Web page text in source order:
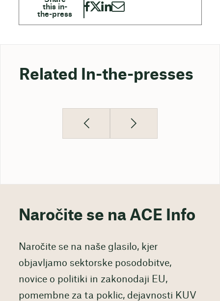
Related In-the-presses
Naročite se na ACE Info
Naročite se na naše glasilo, kjer
objavljamo sektorske posodobitve,
novice o politiki in zakonodaji EU,
pomembne za ta poklic, dejavnosti KUV